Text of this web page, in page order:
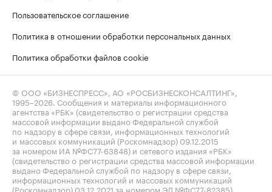
Пользовательское соглашение
Политика в отношении обработки персональных данных
Политика обработки файлов cookie
© ООО «БИЗНЕСПРЕСС», АО «РОСБИЗНЕСКОНСАЛТИНГ»,
1995–2026 . Сообщения и материалы информационного
агентства «РБК» (свидетельство о регистрации средства
массовой информации выдано Федеральной службой
по надзору в сфере связи, информационных технологий
и массовых коммуникаций (Роскомнадзор) 09.12.2015
за номером ИА №ФС77-63848) и сетевого издания «РБК»
(свидетельство о регистрации средства массовой информации
выдано Федеральной службой по надзору в сфере связи,
информационных технологий и массовых коммуникаций
(Роскомнадзор) 03.12.2021 за номером ЭЛ №ФС77-82385)